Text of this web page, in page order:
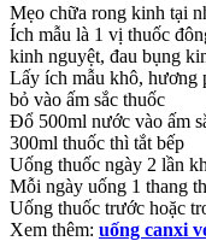
Mẹo chữa rong kinh tại
Ích mẫu là 1 vị thuốc
kinh nguyệt, đau bụng
Lấy ích mẫu khô, hương
bỏ vào ấm sắc thuốc
Đổ 500ml nước vào ấm
300ml thuốc thì tắt bếp
Uống thuốc ngày 2 lần
Mỗi ngày uống 1 thang
Uống thuốc trước hoặc
Xem thêm: uống canxi